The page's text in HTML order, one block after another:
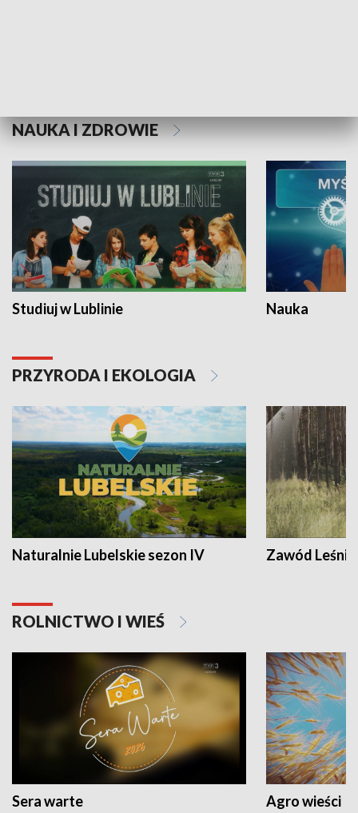
NAUKA I ZDROWIE
Studiuj w Lublinie Nauka
PRZYRODA I EKOLOGIA
Naturalnie Lubelskie sezon IV Zawód Leśnik
ROLNICTWO I WIEŚ
Sera warte Agro wieści